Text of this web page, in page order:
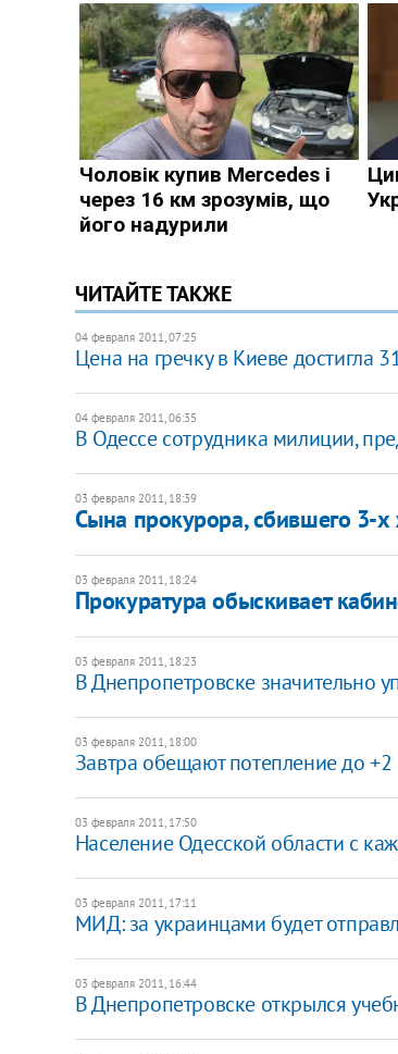
ЧИТАЙТЕ ТАКЖЕ
04 февраля 2011, 07:25
Цена на гречку в Киеве достигла
04 февраля 2011, 06:35
В Одессе сотрудника милиции,
03 февраля 2011, 18:39
Сына прокурора, сбившего 3-х
03 февраля 2011, 18:24
Прокуратура обыскивает
03 февраля 2011, 18:23
В Днепропетровске значительно
03 февраля 2011, 18:00
Завтра обещают потепление до +2
03 февраля 2011, 17:50
Население Одесской области с
03 февраля 2011, 17:11
МИД: за украинцами будет
03 февраля 2011, 16:44
В Днепропетровске открылся